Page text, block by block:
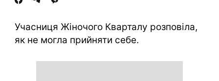
Учасниця Жіночого Кварталу розповіла,
як не могла прийняти себе.